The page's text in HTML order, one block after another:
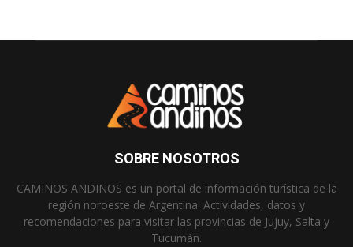
SOBRE NOSOTROS
CAMINOS ANDINOS es un portal de información turística de la
región noroeste de Argentina. Actividades, datos y
recomendaciones para visitar las provincias de Jujuy, Salta y
Tucumán.